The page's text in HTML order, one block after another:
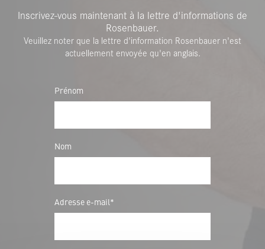
Inscrivez-vous maintenant à la lettre d'informations de
Rosenbauer.
Veuillez noter que la lettre d'information Rosenbauer n'est
actuellement envoyée qu'en anglais.
Prénom
Nom
Adresse e-mail*